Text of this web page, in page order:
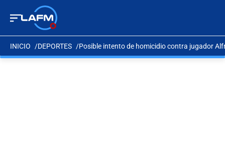
INICIO DEPORTES Posible intento de homicidio contra jugador